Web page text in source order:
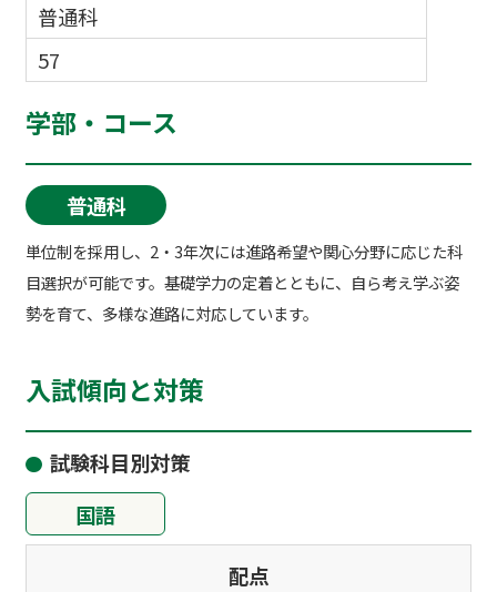
普通科
57
学部・コース
普通科
単位制を採用し、2・3年次には進路希望や関心分野に応じた科
目選択が可能です。基礎学力の定着とともに、自ら考え学ぶ姿
勢を育て、多様な進路に対応しています。
入試傾向と対策
試験科目別対策
国語
配点